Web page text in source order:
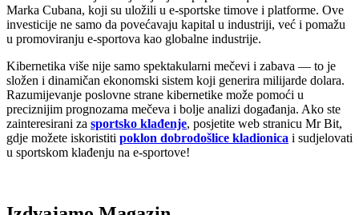
Marka Cubana, koji su uložili u e-sportske timove i platforme. Ove
investicije ne samo da povećavaju kapital u industriji, već i pomažu
u promoviranju e-sportova kao globalne industrije.
Kibernetika više nije samo spektakularni mečevi i zabava — to je
složen i dinamičan ekonomski sistem koji generira milijarde dolara.
Razumijevanje poslovne strane kibernetike može pomoći u
preciznijim prognozama mečeva i bolje analizi događanja. Ako ste
zainteresirani za sportsko klađenje, posjetite web stranicu Mr Bit,
gdje možete iskoristiti poklon dobrodošlice kladionica i sudjelovati
u sportskom klađenju na e-sportove!